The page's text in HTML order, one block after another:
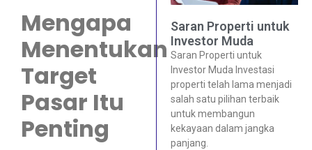
Mengapa
Menentukan
Target
Pasar Itu
Penting
Saran Properti untuk
Investor Muda
Saran Properti untuk
Investor Muda Investasi
properti telah lama menjadi
salah satu pilihan terbaik
untuk membangun
kekayaan dalam jangka
panjang.